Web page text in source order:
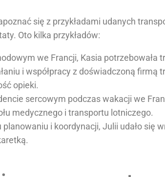
się z przykładami udanych
Oto kilka przykładów:
we Francji, Kasia
i współpracy z doświadczoną firmą
opieki.
sercowym podczas wakacji we
medycznego i transportu lotniczego.
i koordynacji, Julii udało się